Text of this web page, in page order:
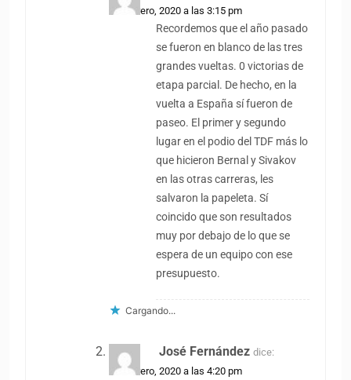
25 febrero, 2020 a las 3:15 pm
Recordemos que el año pasado
se fueron en blanco de las tres
grandes vueltas. 0 victorias de
etapa parcial. De hecho, en la
vuelta a España sí fueron de
paseo. El primer y segundo
lugar en el podio del TDF más lo
que hicieron Bernal y Sivakov
en las otras carreras, les
salvaron la papeleta. Sí
coincido que son resultados
muy por debajo de lo que se
espera de un equipo con ese
presupuesto.
Cargando...
José Fernández dice:
25 febrero, 2020 a las 4:20 pm